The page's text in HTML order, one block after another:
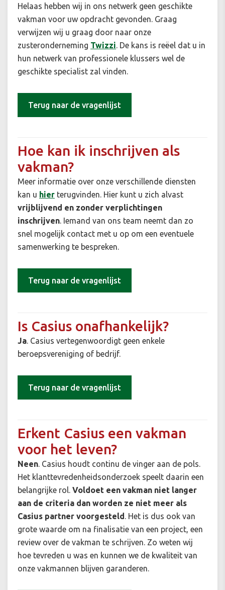
Helaas hebben wij in ons netwerk geen geschikte
vakman voor uw opdracht gevonden. Graag
verwijzen wij u graag door naar onze
zusteronderneming Twizzi. De kans is reëel dat u in
hun netwerk van professionele klussers wel de
geschikte specialist zal vinden.
Terug naar de vragenlijst
Hoe kan ik inschrijven als
vakman?
Meer informatie over onze verschillende diensten
kan u hier terugvinden. Hier kunt u zich alvast
vrijblijvend en zonder verplichtingen
inschrijven. Iemand van ons team neemt dan zo
snel mogelijk contact met u op om een eventuele
samenwerking te bespreken.
Terug naar de vragenlijst
Is Casius onafhankelijk?
Ja. Casius vertegenwoordigt geen enkele
beroepsvereniging of bedrijf.
Terug naar de vragenlijst
Erkent Casius een vakman
voor het leven?
Neen. Casius houdt continu de vinger aan de pols.
Het klanttevredenheidsonderzoek speelt daarin een
belangrijke rol. Voldoet een vakman niet langer
aan de criteria dan worden ze niet meer als
Casius partner voorgesteld. Het is dus ook van
grote waarde om na finalisatie van een project, een
review over de vakman te schrijven. Zo weten wij
hoe tevreden u was en kunnen we de kwaliteit van
onze vakmannen blijven garanderen.